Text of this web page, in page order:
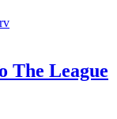
The League